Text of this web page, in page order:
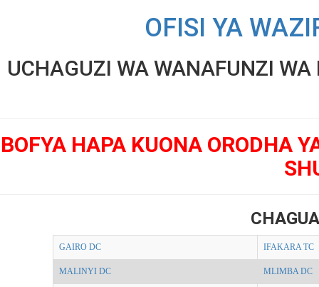
OFISI YA
UCHAGUZI WA WANAFUNZI
BOFYA HAPA KUONA ORODHA
GAIRO DC IFAKARA TC
MALINYI DC MLIMBA DC